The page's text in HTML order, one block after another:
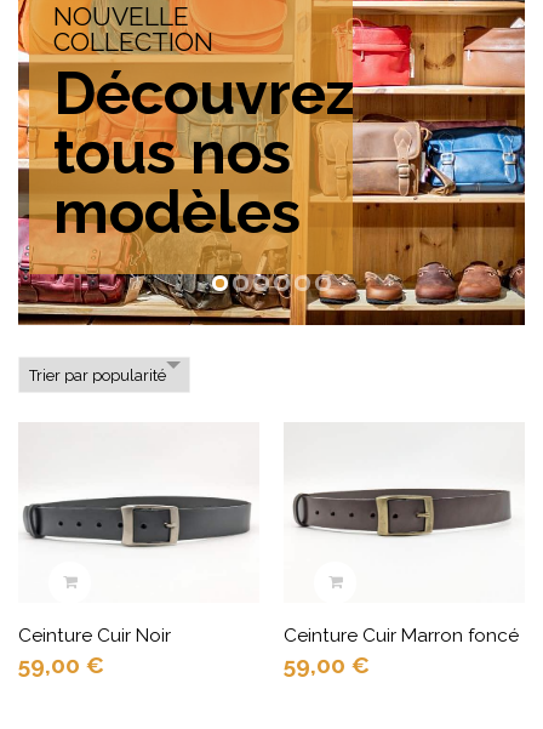
NOUVELLE
COLLECTION
Découvrez
tous nos
modèles
Ceinture Cuir Noir
59,00 €
Ceinture Cuir Marron foncé
59,00 €